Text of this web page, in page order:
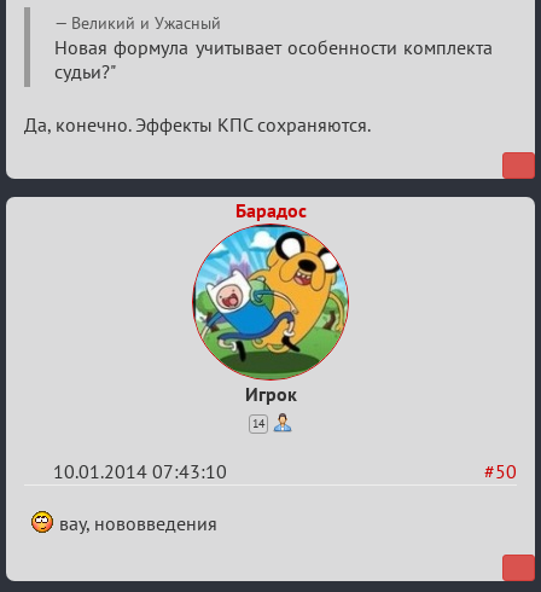
Re:
VIP-
клуб,
сумрак,
партии
на
12
Великий и Ужасный
Новая формула учитывает особенности комплекта
судьи?"
Да, конечно. Эффекты КПС сохраняются.
Барадос
Игрок
14
#50
10.01.2014 07:43:10
Re: вау, нововведения